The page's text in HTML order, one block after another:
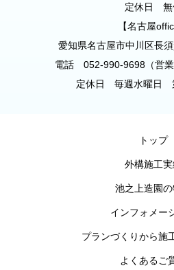
定休日 無
【名古屋
愛知県名古屋市中川区長
電話 052-990-9698（営業
定休日 毎週水曜日
トップ
外構施工
池之上造園
インフォメー
プランづくりから施
よくあるご